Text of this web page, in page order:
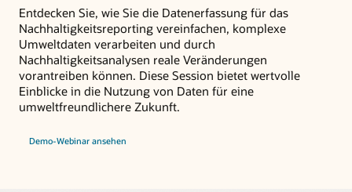
Entdecken Sie, wie Sie die Datenerfassung für das
Nachhaltigkeitsreporting vereinfachen, komplexe
Umweltdaten verarbeiten und durch
Nachhaltigkeitsanalysen reale Veränderungen
vorantreiben können. Diese Session bietet wertvolle
Einblicke in die Nutzung von Daten für eine
umweltfreundlichere Zukunft.
Demo-Webinar ansehen